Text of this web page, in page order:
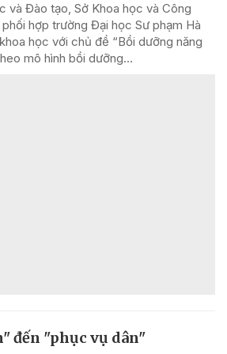
và Đào tạo, Sở Khoa học và Công
hợp trường Đại học Sư phạm Hà
học với chủ đề “Bồi dưỡng năng
mô hình bồi dưỡng...
đến "phục vụ dân"